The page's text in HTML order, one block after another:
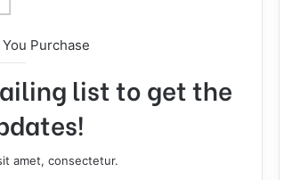
Purchase
list to get the
amet, consectetur.